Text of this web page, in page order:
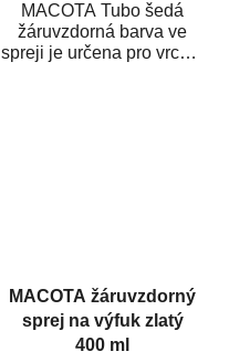
MACOTA Tubo šedá
žáruvzdorná barva ve
spreji je určena pro vrchní
MACOTA žáruvzdorný
sprej na výfuk zlatý
400 ml